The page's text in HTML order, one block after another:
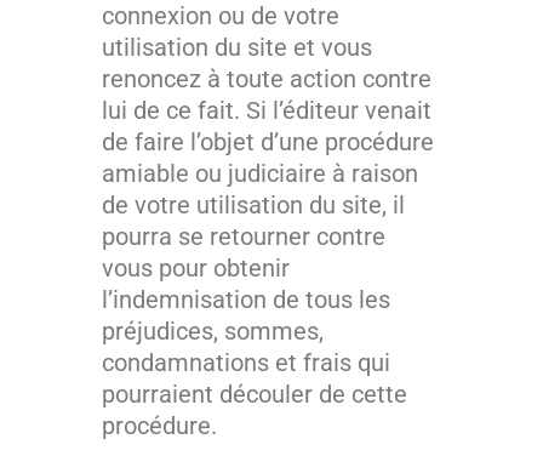
connexion ou de votre
utilisation du site et vous
renoncez à toute action contre
lui de ce fait. Si l’éditeur venait
de faire l’objet d’une procédure
amiable ou judiciaire à raison
de votre utilisation du site, il
pourra se retourner contre
vous pour obtenir
l’indemnisation de tous les
préjudices, sommes,
condamnations et frais qui
pourraient découler de cette
procédure.